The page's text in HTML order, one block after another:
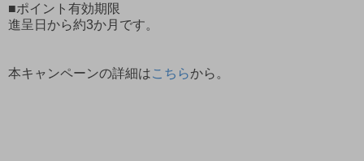
■ポイント有効期限
進呈日から約3か月です。
本キャンペーンの詳細はこちらから。